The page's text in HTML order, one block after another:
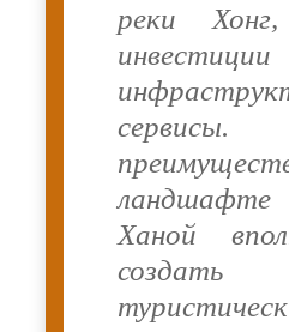
реки Хонг,
ландшафте
Ханой
создать